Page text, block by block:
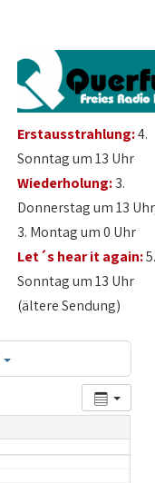
Erstausstrahlung:4.
Sonntag um 13 Uhr
Wiederholung:3.
Donnerstag um 13
3. Montag um 0 Uhr
Let´s hear it again:
Sonntag um 13 Uhr
(ältere Sendung)